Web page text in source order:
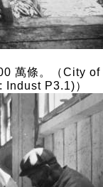
萬條。（City of
P3.1)）